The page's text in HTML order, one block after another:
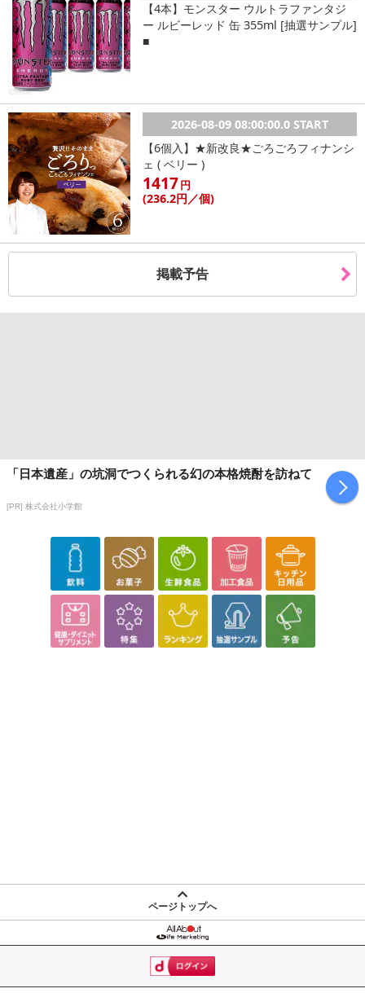
【4本】モンスター ウルトラファンタジ
ー ルビーレッド 缶 355ml [抽選サンプル]
■
2026-08-09 08:00:00.0 START
【6個入】★新改良★ごろごろフィナンシ
ェ ( ベリー )
1417円
(236.2円／個)
掲載予告
「日本遺産」の坑洞でつくられる幻の本格焼酎を訪ねて
[PR] 株式会社小学館
ページトップへ